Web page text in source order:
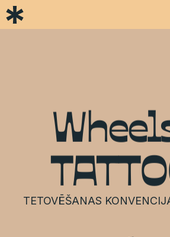
TETOVĒŠANAS